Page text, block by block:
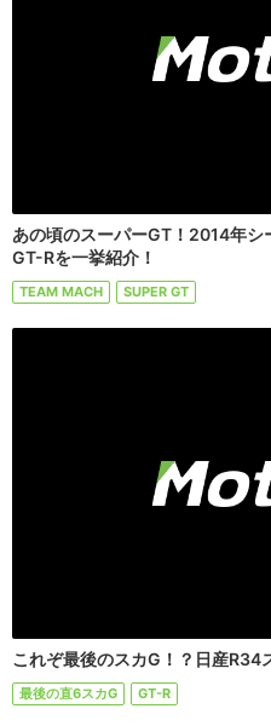
あの頃のスーパーGT！2014年
GT-Rを一挙紹介！
TEAM MACH SUPER GT
これぞ最後のスカG！？日産R34
最後の直6スカG GT-R